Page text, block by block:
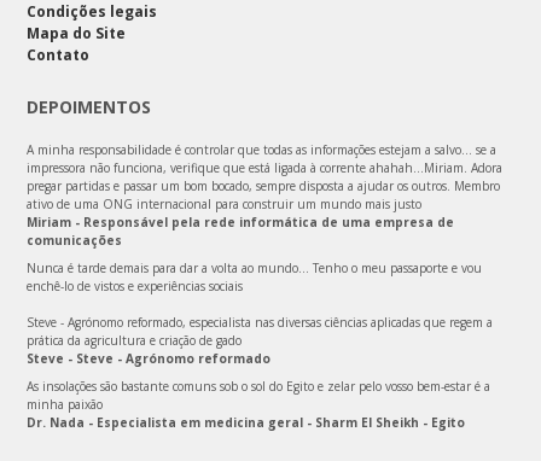
Condições legais
Mapa do Site
Contato
DEPOIMENTOS
A minha responsabilidade é controlar que todas as informações estejam a salvo… se a
impressora não funciona, verifique que está ligada à corrente ahahah...Miriam. Adora
pregar partidas e passar um bom bocado, sempre disposta a ajudar os outros. Membro
ativo de uma ONG internacional para construir um mundo mais justo
Miriam - Responsável pela rede informática de uma empresa de
comunicações
Nunca é tarde demais para dar a volta ao mundo… Tenho o meu passaporte e vou
enchê-lo de vistos e experiências sociais
Steve - Agrónomo reformado, especialista nas diversas ciências aplicadas que regem a
prática da agricultura e criação de gado
Steve - Steve - Agrónomo reformado
As insolações são bastante comuns sob o sol do Egito e zelar pelo vosso bem-estar é a
minha paixão
Dr. Nada - Especialista em medicina geral - Sharm El Sheikh - Egito